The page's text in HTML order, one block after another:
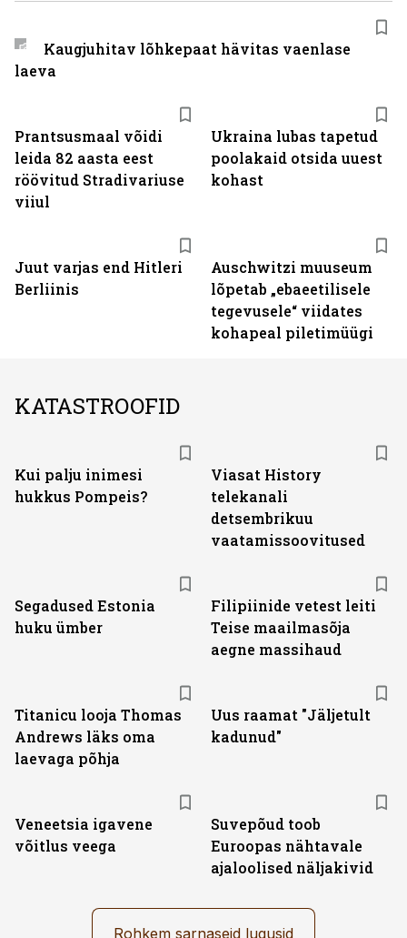
Prantsusmaal võidi
leida 82 aasta eest
röövitud Stradivariuse
viiul
Ukraina lubas tapetud
poolakaid otsida uuest
kohast
Juut varjas end Hitleri
Berliinis
Auschwitzi muuseum
lõpetab „ebaeetilisele
tegevusele“ viidates
kohapeal piletimüügi
Kaugjuhitav lõhkepaat hävitas vaenlase
laeva
KATASTROOFID
Kui palju inimesi
hukkus Pompeis?
Viasat History
telekanali
detsembrikuu
vaatamissoovitused
Segadused Estonia
huku ümber
Filipiinide vetest leiti
Teise maailmasõja
aegne massihaud
Titanicu looja Thomas
Andrews läks oma
laevaga põhja
Uus raamat "Jäljetult
kadunud"
Veneetsia igavene
võitlus veega
Suvepõud toob
Euroopas nähtavale
ajaloolised näljakivid
Rohkem sarnaseid lugusid